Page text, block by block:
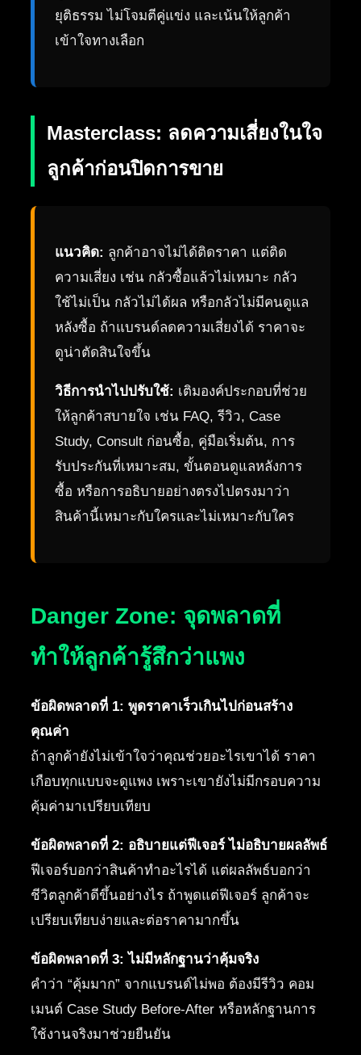
ยุติธรรม ไม่โจมตีคู่แข่ง และเน้นให้ลูกค้า
เข้าใจทางเลือก
Masterclass: ลดความเสี่ยงในใจ
ลูกค้าก่อนปิดการขาย
แนวคิด: ลูกค้าอาจไม่ได้ติดราคา แต่ติด
ความเสี่ยง เช่น กลัวซื้อแล้วไม่เหมาะ กลัว
ใช้ไม่เป็น กลัวไม่ได้ผล หรือกลัวไม่มีคนดูแล
หลังซื้อ ถ้าแบรนด์ลดความเสี่ยงได้ ราคาจะ
ดูน่าตัดสินใจขึ้น
วิธีการนำไปปรับใช้: เติมองค์ประกอบที่ช่วย
ให้ลูกค้าสบายใจ เช่น FAQ, รีวิว, Case
Study, Consult ก่อนซื้อ, คู่มือเริ่มต้น, การ
รับประกันที่เหมาะสม, ขั้นตอนดูแลหลังการ
ซื้อ หรือการอธิบายอย่างตรงไปตรงมาว่า
สินค้านี้เหมาะกับใครและไม่เหมาะกับใคร
Danger Zone: จุดพลาดที่
ทำให้ลูกค้ารู้สึกว่าแพง
ข้อผิดพลาดที่ 1: พูดราคาเร็วเกินไปก่อนสร้าง
คุณค่า
ถ้าลูกค้ายังไม่เข้าใจว่าคุณช่วยอะไรเขาได้ ราคา
เกือบทุกแบบจะดูแพง เพราะเขายังไม่มีกรอบความ
คุ้มค่ามาเปรียบเทียบ
ข้อผิดพลาดที่ 2: อธิบายแต่ฟีเจอร์ ไม่อธิบายผลลัพธ์
ฟีเจอร์บอกว่าสินค้าทำอะไรได้ แต่ผลลัพธ์บอกว่า
ชีวิตลูกค้าดีขึ้นอย่างไร ถ้าพูดแต่ฟีเจอร์ ลูกค้าจะ
เปรียบเทียบง่ายและต่อราคามากขึ้น
ข้อผิดพลาดที่ 3: ไม่มีหลักฐานว่าคุ้มจริง
คำว่า “คุ้มมาก” จากแบรนด์ไม่พอ ต้องมีรีวิว คอม
เมนต์ Case Study Before-After หรือหลักฐานการ
ใช้งานจริงมาช่วยยืนยัน